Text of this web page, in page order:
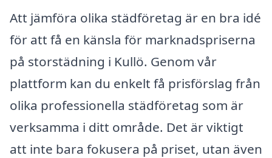
Att jämföra olika städföretag är en bra idé
för att få en känsla för marknadspriserna
på storstädning i Kullö. Genom vår
plattform kan du enkelt få prisförslag från
olika professionella städföretag som är
verksamma i ditt område. Det är viktigt
att inte bara fokusera på priset, utan även